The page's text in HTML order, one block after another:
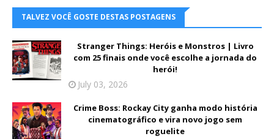
TALVEZ VOCÊ GOSTE DESTAS POSTAGENS
Stranger Things: Heróis e Monstros | Livro
com 25 finais onde você escolhe a jornada do
herói!
July 03, 2026
Crime Boss: Rockay City ganha modo história
cinematográfico e vira novo jogo sem
roguelite